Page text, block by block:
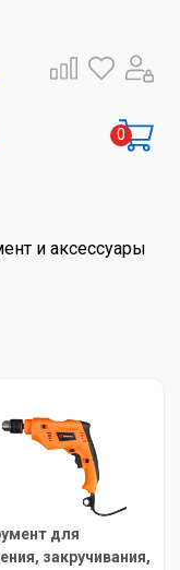
и аксессуары
для
закручивания,